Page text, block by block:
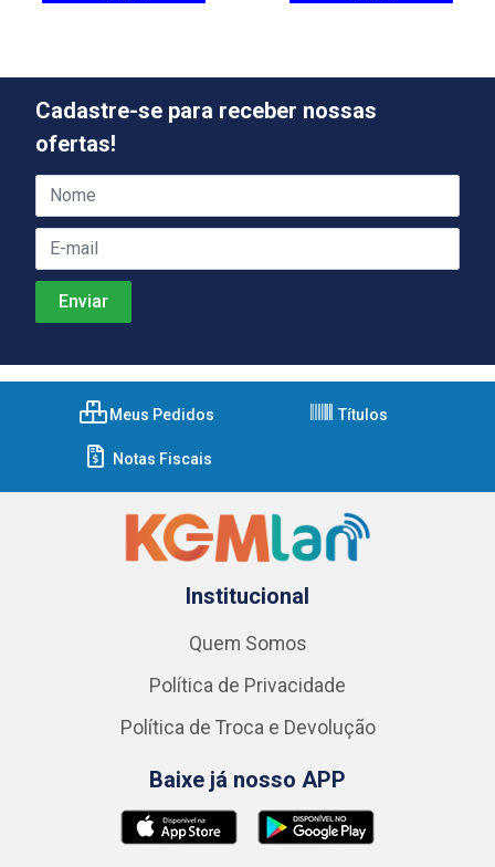
Cadastre-se para receber nossas
ofertas!
Meus Pedidos Títulos
Notas Fiscais
Institucional
Quem Somos
Política de Privacidade
Política de Troca e Devolução
Baixe já nosso APP